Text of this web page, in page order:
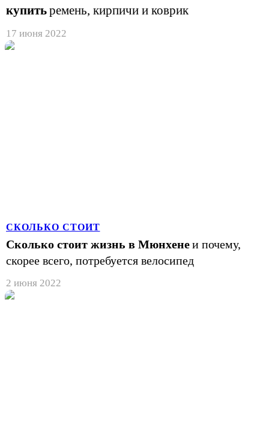
купитьремень, кирпичи и коврик
17 июня 2022
СКОЛЬКО СТОИТ
Сколько стоит жизнь в Мюнхенеи почему,
скорее всего, потребуется велосипед
2 июня 2022